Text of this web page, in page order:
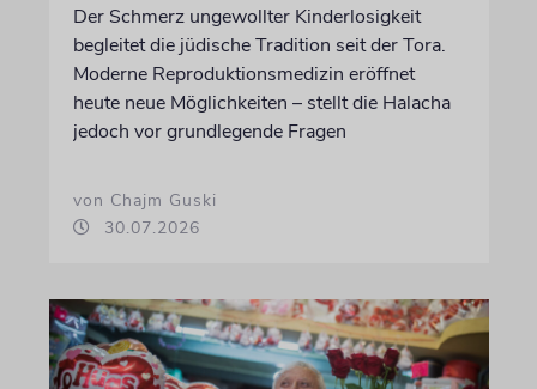
Der Schmerz ungewollter Kinderlosigkeit
begleitet die jüdische Tradition seit der Tora.
Moderne Reproduktionsmedizin eröffnet
heute neue Möglichkeiten – stellt die Halacha
jedoch vor grundlegende Fragen
von Chajm Guski
30.07.2026